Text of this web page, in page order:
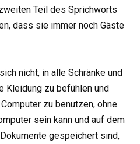
Teil des Sprichworts
dass sie immer noch Gäste
nicht, in alle Schränke und
Kleidung zu befühlen und
zu benutzen, ohne
sein kann und auf dem
gespeichert sind,